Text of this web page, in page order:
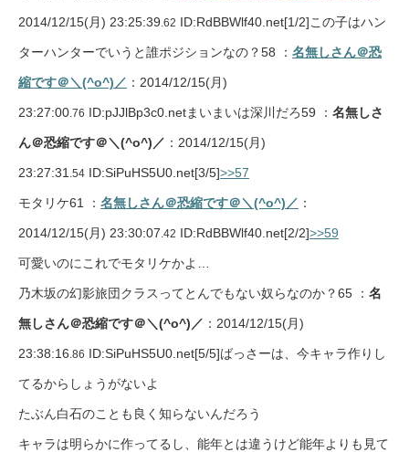
2014/12/15(月) 23:25:39 .62 ID:RdBBWlf40.net[1/2]この子はハン
ターハンターでいうと誰ポジションなの？58 ： 名無しさん＠恐
縮です＠＼(^o^)／ ：2014/12/15(月)
23:27:00 .76 ID:pJJlBp3c0.netまいまいは深川だろ59 ： 名無しさ
ん＠恐縮です＠＼(^o^)／ ：2014/12/15(月)
23:27:31 .54 ID:SiPuHS5U0.net[3/5]>>57
モタリケ61 ： 名無しさん＠恐縮です＠＼(^o^)／ ：
2014/12/15(月) 23:30:07 .42 ID:RdBBWlf40.net[2/2]>>59
可愛いのにこれでモタリケかよ…
乃木坂の幻影旅団クラスってとんでもない奴らなのか？65 ： 名
無しさん＠恐縮です＠＼(^o^)／ ：2014/12/15(月)
23:38:16 .86 ID:SiPuHS5U0.net[5/5]ばっさーは、今キャラ作りし
てるからしょうがないよ
たぶん白石のことも良く知らないんだろう
キャラは明らかに作ってるし、能年とは違うけど能年よりも見て